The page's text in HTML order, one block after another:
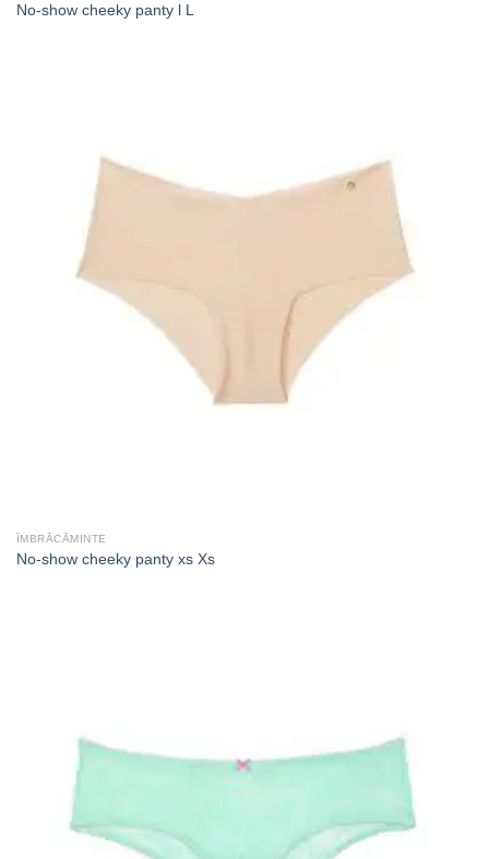
No-show cheeky panty l L
ÎMBRĂCĂMINTE
No-show cheeky panty xs Xs